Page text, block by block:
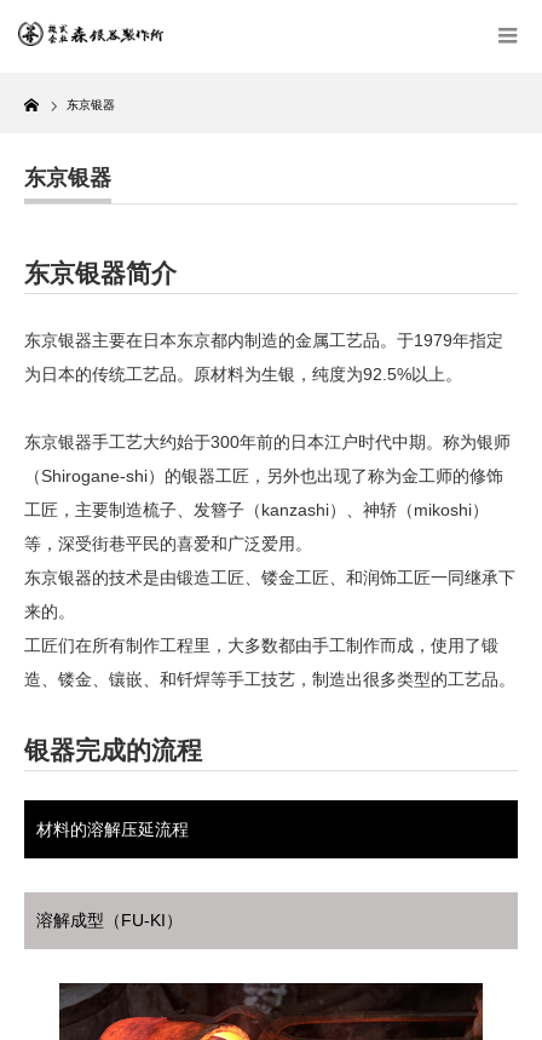
Home
东京银器
东京银器
东京银器简介
东京银器主要在日本东京都内制造的金属工艺品。于1979年指定
为日本的传统工艺品。原材料为生银，纯度为92.5%以上。
东京银器手工艺大约始于300年前的日本江户时代中期。称为银师
（Shirogane-shi）的银器工匠，另外也出现了称为金工师的修饰
工匠，主要制造梳子、发簪子（kanzashi）、神轿（mikoshi）
等，深受街巷平民的喜爱和广泛爱用。
东京银器的技术是由锻造工匠、镂金工匠、和润饰工匠一同继承下
来的。
工匠们在所有制作工程里，大多数都由手工制作而成，使用了锻
造、镂金、镶嵌、和钎焊等手工技艺，制造出很多类型的工艺品。
银器完成的流程
材料的溶解压延流程
溶解成型（FU-KI）